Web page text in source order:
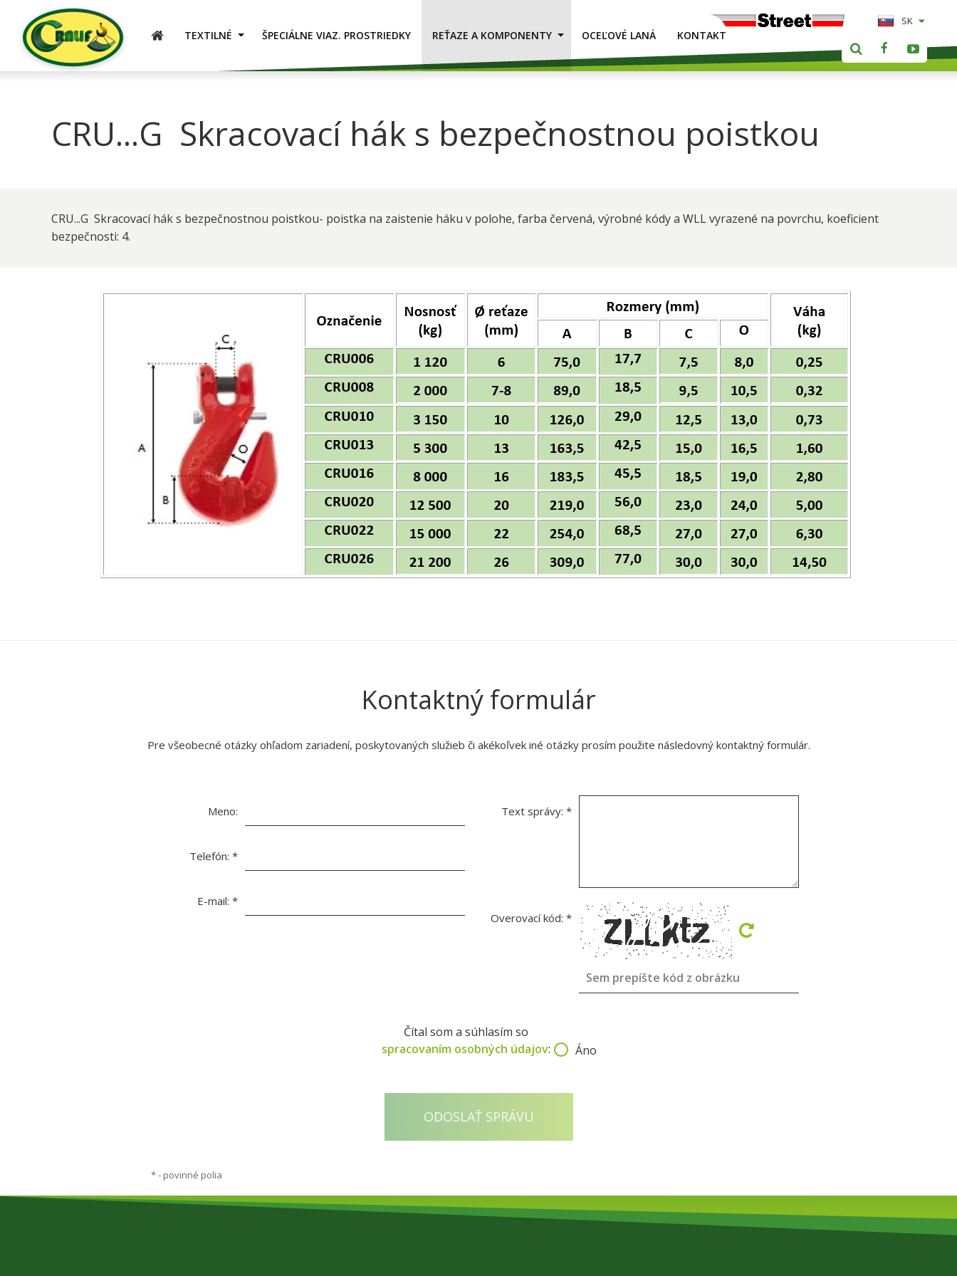
VIAZACIE PROSTRIEDKY
TEXTILNÉ ŠPECIÁLNE VIAZ. PROSTRIEDKY REŤAZE A KOMPONENTY OCEĽOVÉ LANÁ KONTAKT
SK
CRU...G Skracovací hák s bezpečnostnou poistkou
CRU...G Skracovací hák s bezpečnostnou poistkou- poistka na zaistenie háku v polohe, farba červená, výrobné kódy a WLL vyrazené na povrchu, koeficient
bezpečnosti: 4.
Kontaktný formulár
Pre všeobecné otázky ohľadom zariadení, poskytovaných služieb či akékoľvek iné otázky prosím použite následovný kontaktný formulár.
Meno:
Telefón: *
E-mail: *
Text správy:*
Overovací kód:*
Čítal som a súhlasím so
spracovaním osobných údajov: Áno
*- povinné polia